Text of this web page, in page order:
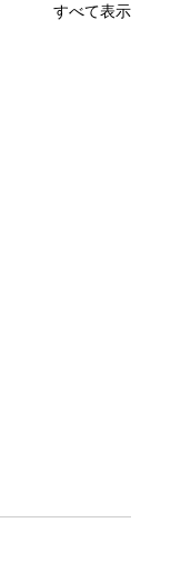
すべて表示